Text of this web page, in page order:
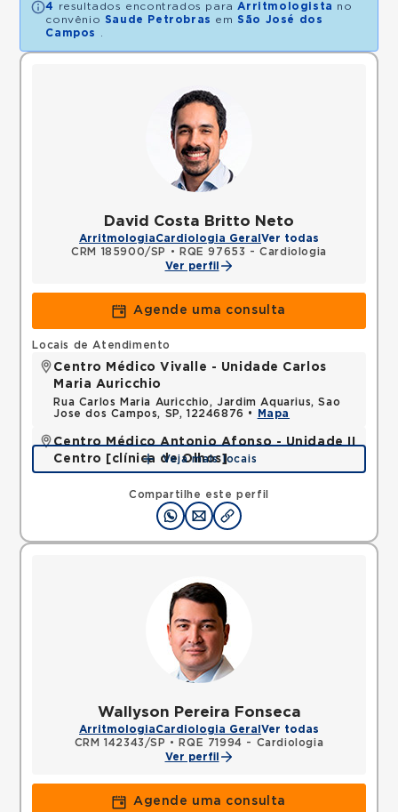
4 resultados encontrados para Arritmologista no
convênio Saude Petrobras em São José dos
Campos
David Costa Britto Neto
ArritmologiaCardiologia Geral Ver todas
CRM 185900/SP
•
RQE 97653 - Cardiologia
Ver perfil
Agende uma consulta
Compartilhe este perfil
Locais de Atendimento
Centro Médico Vivalle - Unidade Carlos
Maria Auricchio
Rua Carlos Maria Auricchio, Jardim Aquarius, Sao
Jose dos Campos, SP, 12246876 •
Mapa
Centro Médico Antonio Afonso - Unidade II
Centro [clínica de Olhos]
Rua Quinze de Novembro, Centro, Jacarei, SP,
Mapa
Veja mais locais
Wallyson Pereira Fonseca
ArritmologiaCardiologia Geral Ver todas
CRM 142343/SP •
RQE 71994 - Cardiologia
Ver perfil
Agende uma consulta